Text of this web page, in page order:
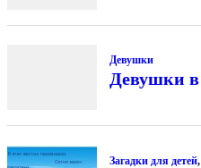
Девушки
Девушки
Загадки для детей,